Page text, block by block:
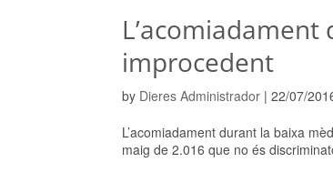
improcedent
by Dieres Administrador |22/07/
L’acomiadament durant la baixa
maig de 2.016 que no és